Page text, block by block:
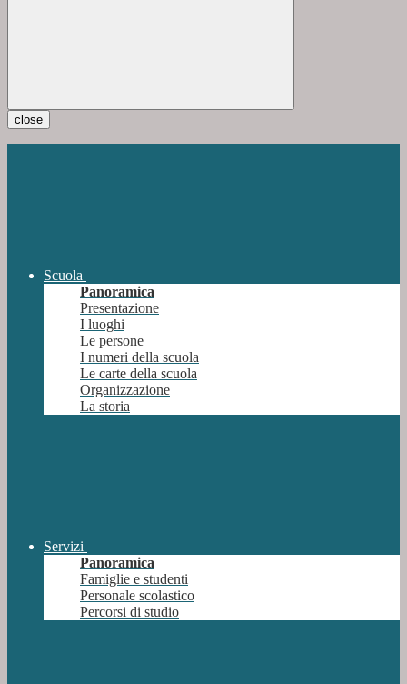
close
Scuola
Panoramica
Presentazione
I luoghi
Le persone
I numeri della scuola
Le carte della scuola
Organizzazione
La storia
Servizi
Panoramica
Famiglie e studenti
Personale scolastico
Percorsi di studio